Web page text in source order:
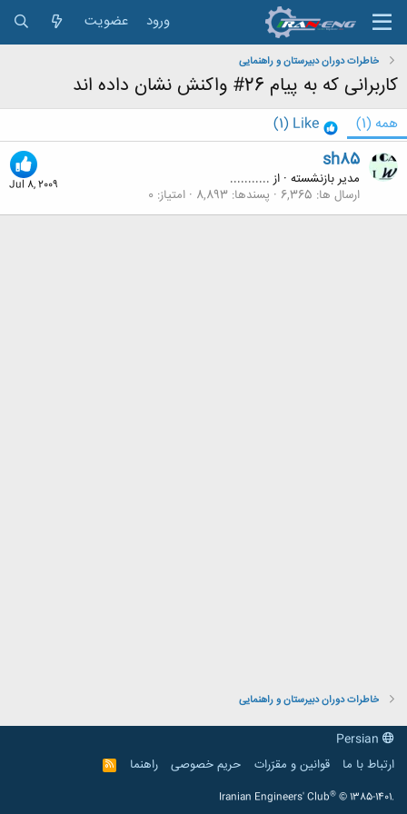
ورود عضویت
خاطرات دوران دبیرستان و راهنمایی
کاربرانی که به پیام 26# واکنش نشان داده اند
همه (1)
Like
(1)
Jul 8, 2009
sh85
مدیر بازنشسته · از ...........
ارسال ها 6,365 پسندها 8,893 امتیاز 0
خاطرات دوران دبیرستان و راهنمایی
ارتباط با ما
قوانین و مقرّرات حریم خصوصی راهنما
R
S
Iranian Engineers' Club® © 1385-1401.